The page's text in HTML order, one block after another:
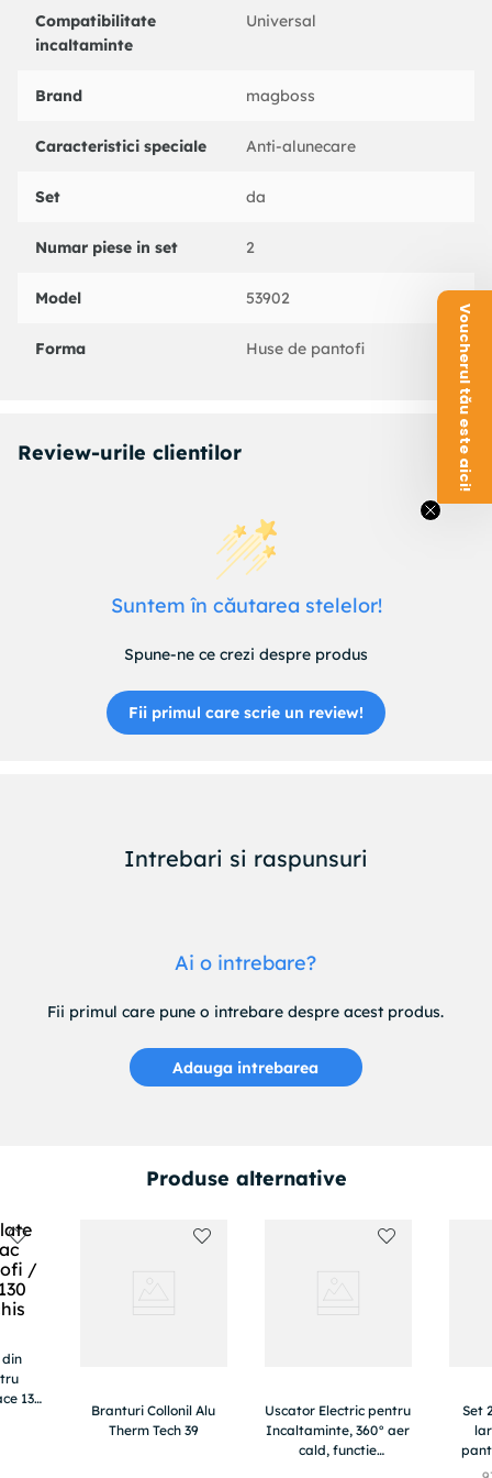
Compatibilitate
incaltaminte
Universal
Brand magboss
Caracteristici speciale Anti-alunecare
Set da
Numar piese in set 2
Model 53902
Forma Huse de pantofi
Review-urile clientilor
Suntem în căutarea stelelor!
Spune-ne ce crezi despre produs
Fii primul care scrie un review!
Intrebari si raspunsuri
Ai o intrebare?
Fii primul care pune o intrebare despre acest produs.
Adauga intrebarea
Produse alternative
130
Branturi Collonil Alu
Therm Tech 39
Uscator Electric pentru
Incaltaminte, 360° aer
cald, functie
Set
Voucherul tău este aici!